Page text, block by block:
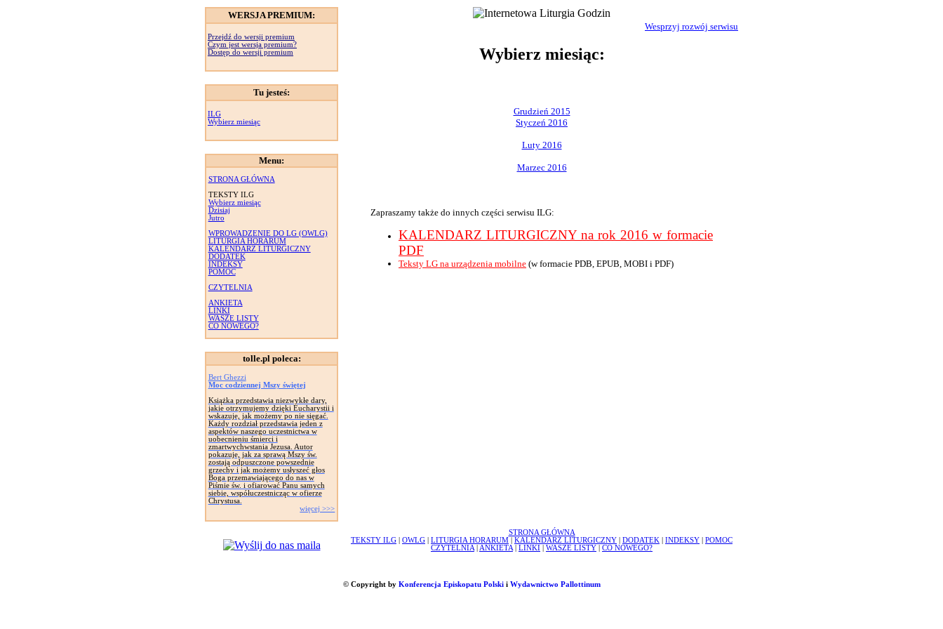
WERSJA PREMIUM:
Przejdź do wersji premium
Czym jest wersja premium?
Dostęp do wersji premium
Tu jesteś:
ILG
Wybierz miesiąc
Menu:
STRONA GŁÓWNA
TEKSTY ILG
Wybierz miesiąc
Dzisiaj
Jutro
WPROWADZENIE DO LG (OWLG)
LITURGIA HORARUM
KALENDARZ LITURGICZNY
DODATEK
INDEKSY
POMOC
CZYTELNIA
ANKIETA
LINKI
WASZE LISTY
CO NOWEGO?
tolle.pl poleca:
Bert Ghezzi
Moc codziennej Mszy świętej
Książka przedstawia niezwykłe dary,
jakie otrzymujemy dzięki Eucharystii i
wskazuje, jak możemy po nie sięgać.
Każdy rozdział przedstawia jeden z
aspektów naszego uczestnictwa w
uobecnieniu śmierci i
zmartwychwstania Jezusa. Autor
pokazuje, jak za sprawą Mszy św.
zostają odpuszczone powszednie
grzechy i jak możemy usłyszeć głos
Boga przemawiającego do nas w
Piśmie św. i ofiarować Panu samych
siebie, współuczestnicząc w ofierze
Chrystusa.
więcej >>>
Wesprzyj rozwój serwisu
Wybierz miesiąc:
Grudzień 2015
Styczeń 2016
Luty 2016
Marzec 2016
Zapraszamy także do innych części serwisu ILG:
KALENDARZ LITURGICZNY na rok 2016 w formacie
PDF
Teksty LG na urządzenia mobilne (w formacie PDB, EPUB, MOBI i PDF)
STRONA GŁÓWNA
TEKSTY ILG
OWLG LITURGIA HORARUM KALENDARZ LITURGICZNY DODATEK INDEKSY
POMOC
CZYTELNIA
ANKIETA LINKI WASZE LISTY CO NOWEGO?
© Copyright by Konferencja Episkopatu Polskii Wydawnictwo Pallottinum